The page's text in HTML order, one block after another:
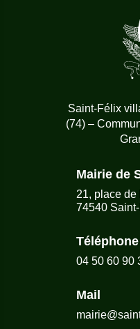
Saint-Félix
(74) –
Mairie de
21, place de
74540
Téléphone
04 50 60 90
Mail